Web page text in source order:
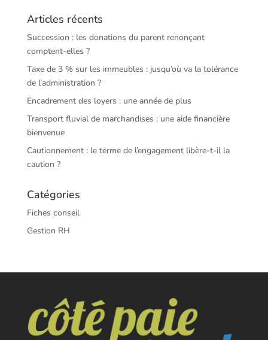
Articles récents
Succession : les donations du parent renonçant
comptent-elles ?
Taxe de 3 % sur les immeubles : jusqu’où va la tolérance
de l’administration ?
Encadrement des loyers : une année de plus
Transport fluvial de marchandises : une aide financière
bienvenue
Cautionnement : le terme de l’engagement libère-t-il la
caution ?
Catégories
Fiches conseil
Gestion RH